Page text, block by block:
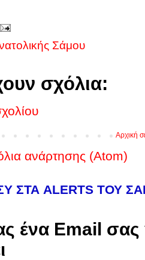
Σάμου
σχόλια:
Αρχική
ανάρτησης (Atom)
ΣΤΑ ALERTS ΤΟΥ
ένα Email σας